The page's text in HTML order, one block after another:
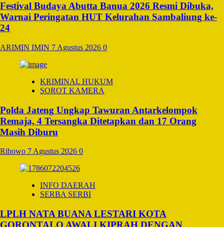
Festival Budaya Abutta Banua 2026 Resmi Dibuka,
Warnai Peringatan HUT Kelurahan Sambaliung ke-
24
ARIMIN IMIN 7 Agustus 2026 0
KRIMINAL HUKUM
SOROT KAMERA
Polda Jateng Ungkap Tawuran Antarkelompok
Remaja, 4 Tersangka Ditetapkan dan 17 Orang
Masih Diburu
Ribowo 7 Agustus 2026 0
INFO DAERAH
SERBA SERBI
LPLH NATA BUANA LESTARI KOTA
GORONTALO AWALI KIPRAH DENGAN